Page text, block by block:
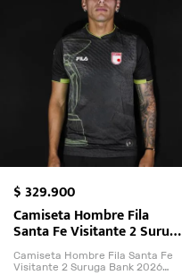
$329.900
Camiseta Hombre Fila
Santa Fe Visitante 2 Suruga
Bank 2026
Camiseta Hombre Fila Santa Fe
Visitante 2 Suruga Bank 2026